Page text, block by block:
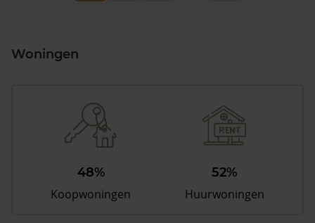
Woningen
48%
Koopwoningen
52%
Huurwoningen